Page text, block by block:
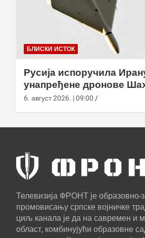
БЛИСКИ ИСТОК
Русија испоручила
унапређене дронове
усред удара на америчке
6. август 2026. | 09:00
Телевизија ФРОНТ је образовно-
промовисању српске војничке
циљ канала је да на савремен и
област, комбинујући образовне